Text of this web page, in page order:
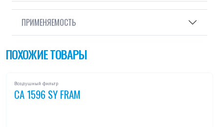
ПРИМЕНЯЕМОСТЬ
ПОХОЖИЕ ТОВАРЫ
Воздушный фильтр
CA 1596 SY FRAM